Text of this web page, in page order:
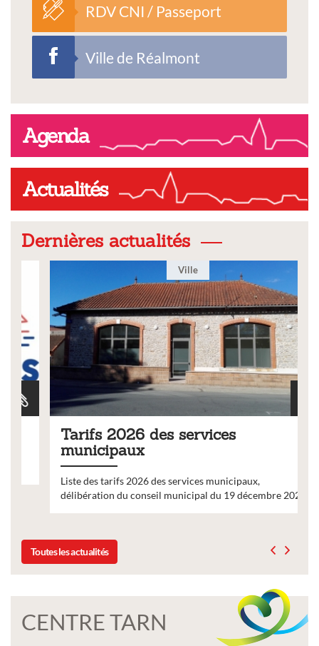
RDV CNI / Passeport
Ville de Réalmont
Agenda
Actualités
Dernières actualités
Tarifs 2026 des services
municipaux
Liste des tarifs 2026 des services municipaux,
délibération du conseil municipal du 19 décembre 2025
Toutes les actualités
CENTRE TARN